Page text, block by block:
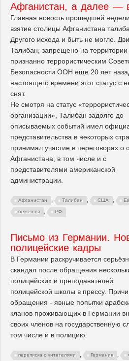
Афганистан, а далее —
Главная новость прошедшей
взятие столицы Афганистана
Другого исхода и быть не могло.
Талибан, запрещено на
признанно террористическим
Безопасности ООН еще 20 лет
настоящего времени этот статус с
снят.
Не смотря на статус
организации», Талибан задолго до
описываемых событий имел
представительства в некоторых
принимал участие в переговорах о
Афганистана, в том числе и с
представителями американской
администрации.
Афганистан , Талибан , США ,
беженцы , РФ
Письмо из Германии.
полицейские кадры
В Германии раскручивается
скандал после обращения
полицейских и преподавателей
полицейской школы в прессу.
обращения - явные попытки
кланов проживающих в Германии
своих членов на государственную
том числе и в полицию.
переписка с читателями , Германия ,